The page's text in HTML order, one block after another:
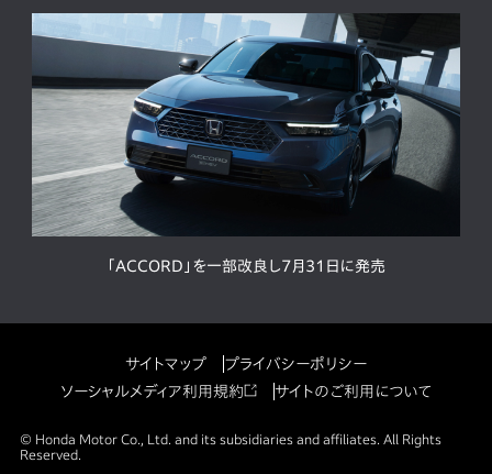
「ACCORD」を一部改良し7月31日に発売
サイトマップ
プライバシーポリシー
ソーシャルメディア利用規約
サイトのご利用について
© Honda Motor Co., Ltd. and its subsidiaries and affiliates. All Rights
Reserved.